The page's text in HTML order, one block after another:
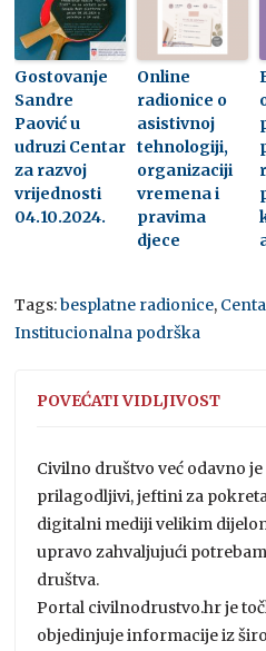
Gostovanje
Sandre
Paović u
udruzi Centar
za razvoj
vrijednosti
04.10.2024.
Online
radionice o
asistivnoj
tehnologiji,
organizaciji
vremena i
pravima
djece
Tags:besplatne radionice,
Institucionalna podrška
POVEĆATI VIDLJIVOST
Civilno društvo već odavno
prilagodljivi, jeftini za
digitalni mediji velikim
upravo zahvaljujući
društva.
Portal civilnodrustvo.hr je
objedinjuje informacije iz